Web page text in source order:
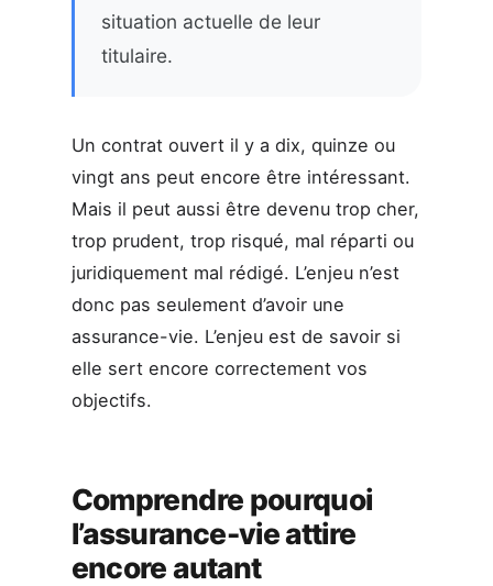
situation actuelle de leur
titulaire.
Un contrat ouvert il y a dix, quinze ou
vingt ans peut encore être intéressant.
Mais il peut aussi être devenu trop cher,
trop prudent, trop risqué, mal réparti ou
juridiquement mal rédigé. L’enjeu n’est
donc pas seulement d’avoir une
assurance-vie. L’enjeu est de savoir si
elle sert encore correctement vos
objectifs.
Comprendre pourquoi
l’assurance-vie attire
encore autant